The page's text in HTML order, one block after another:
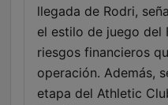
llegada de Rodri,
el estilo de juego del
riesgos financieros
operación. Además,
etapa del Athletic